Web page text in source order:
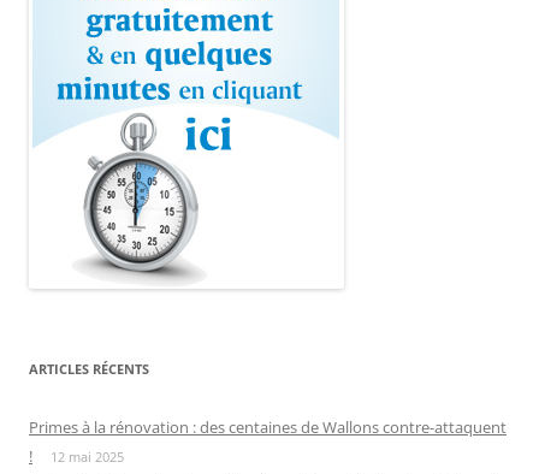
ARTICLES RÉCENTS
Primes à la rénovation : des centaines de Wallons contre-attaquent
!
12 mai 2025